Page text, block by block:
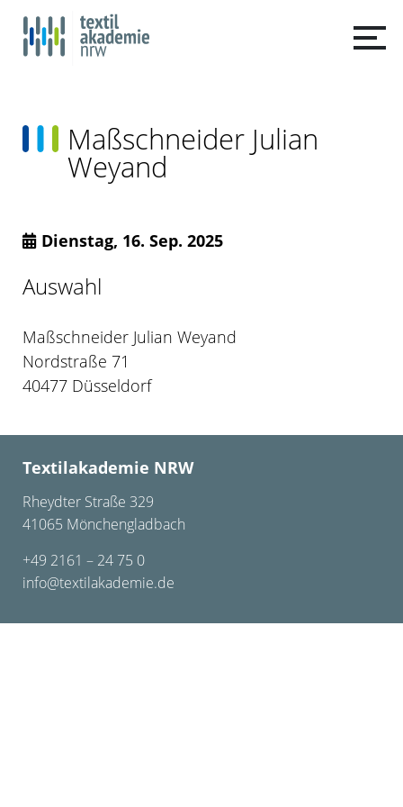
Maßschneider Julian
Weyand
Dienstag, 16. Sep. 2025
Auswahl
Maßschneider Julian Weyand
Nordstraße 71
40477 Düsseldorf
Textilakademie NRW
Rheydter Straße 329
41065 Mönchengladbach
+49 2161 – 24 75 0
info@textilakademie.de